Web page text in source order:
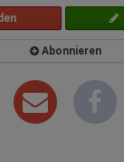
Abonnieren